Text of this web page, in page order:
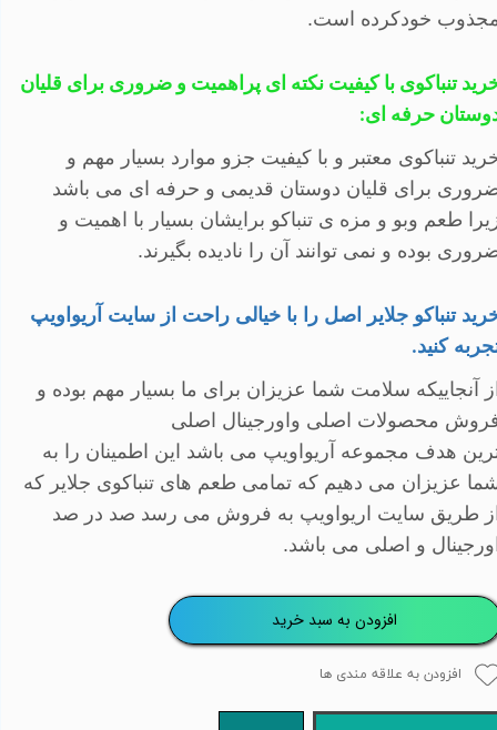
خودکرده است.
تنباکوی با کیفیت نکته ای پراهمیت و ضروری برای قلیان
حرفه ای:
تنباکوی معتبر و با کیفیت جزو موارد بسیار مهم و
برای قلیان دوستان قدیمی و حرفه ای می باشد
طعم وبو و مزه ی تنباکو برایشان بسیار با اهمیت و
بوده و نمی توانند آن را نادیده بگیرند.
تنباکو جلایر اصل را با خیالی راحت از سایت آریواویپ
کنید.
آنجاییکه سلامت شما عزیزان برای ما بسیار مهم بوده و
محصولات اصلی واورجینال اصلی
هدف مجموعه آریواویپ می باشد این اطمینان را به
عزیزان می دهیم که تمامی طعم های تنباکوی جلایر که
طریق سایت اریواویپ به فروش می رسد صد در صد
و اصلی می باشد.
افزودن به سبد خرید
افزودن به علاقه مندی ها